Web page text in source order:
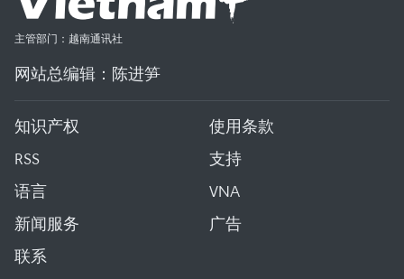
主管部门：越南通讯社
网站总编辑：陈进笋
知识产权
使用条款
RSS
支持
语言
VNA
新闻服务
广告
联系